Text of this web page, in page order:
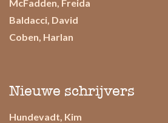
McFadden, Freida
Baldacci, David
Coben, Harlan
Nieuwe schrijvers
Hundevadt, Kim